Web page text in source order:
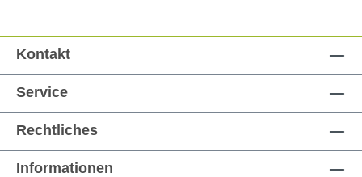
Kontakt
Service
Rechtliches
Informationen